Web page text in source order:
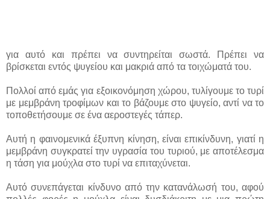
για αυτό και πρέπει να συντηρείται σωστά. Πρέπει να
βρίσκεται εντός ψυγείου και μακριά από τα τοιχώματά του.
Πολλοί από εμάς για εξοικονόμηση χώρου, τυλίγουμε το τυρί
με μεμβράνη τροφίμων και το βάζουμε στο ψυγείο, αντί να το
τοποθετήσουμε σε ένα αεροστεγές τάπερ.
Αυτή η φαινομενικά έξυπνη κίνηση, είναι επικίνδυνη, γιατί η
μεμβράνη συγκρατεί την υγρασία του τυριού, με αποτέλεσμα
η τάση για μούχλα στο τυρί να επιταχύνεται.
Αυτό συνεπάγεται κίνδυνο από την κατανάλωσή του, αφού